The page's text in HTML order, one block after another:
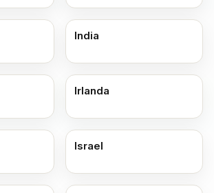
India
Irlanda
Israel